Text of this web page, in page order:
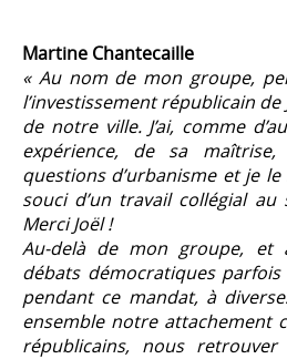
Martine Chantecaille
« Au nom de mon groupe,
l’investissement républicain
de notre ville. J’ai, comme
expérience, de sa
questions d’urbanisme et je
souci d’un travail collégial
Merci Joël !
Au-delà de mon groupe, et
débats démocratiques
pendant ce mandat, à
ensemble notre attachement
républicains, nous